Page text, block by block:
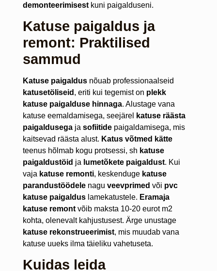
demonteerimisestkuni paigalduseni.
Katuse paigaldus ja
remont: Praktilised
sammud
Katuse paigaldusnõuab professionaalseid
katusetöliseid , eriti kui tegemist on plekk
katuse paigalduse hinnaga. Alustage vana
katuse eemaldamisega, seejärel
katuse räästa
paigaldusegaja sofiitidepaigaldamisega, mis
kaitsevad räästa alust. Katus võtmed kätte
teenus hõlmab kogu protsessi, sh katuse
paigaldustöid ja lumetõkete paigaldust. Kui
vaja katuse remonti, keskenduge katuse
parandustöödelenagu veevprimed või pvc
katuse paigalduslamekatustele. Eramaja
katuse remontvõib maksta 10-20 eurot m2
kohta, olenevalt kahjustusest. Ärge unustage
katuse rekonstrueerimist, mis muudab vana
katuse uueks ilma täieliku vahetuseta.
Kuidas leida